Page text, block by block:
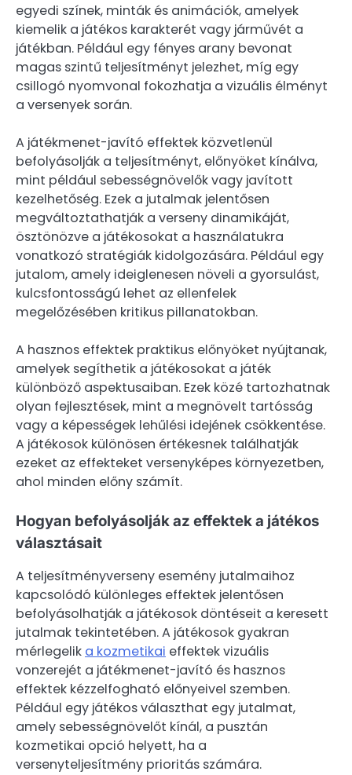
egyedi színek, minták és animációk, amelyek
kiemelik a játékos karakterét vagy járművét a
játékban. Például egy fényes arany bevonat
magas szintű teljesítményt jelezhet, míg egy
csillogó nyomvonal fokozhatja a vizuális élményt
a versenyek során.
A játékmenet-javító effektek közvetlenül
befolyásolják a teljesítményt, előnyöket kínálva,
mint például sebességnövelők vagy javított
kezelhetőség. Ezek a jutalmak jelentősen
megváltoztathatják a verseny dinamikáját,
ösztönözve a játékosokat a használatukra
vonatkozó stratégiák kidolgozására. Például egy
jutalom, amely ideiglenesen növeli a gyorsulást,
kulcsfontosságú lehet az ellenfelek
megelőzésében kritikus pillanatokban.
A hasznos effektek praktikus előnyöket nyújtanak,
amelyek segíthetik a játékosokat a játék
különböző aspektusaiban. Ezek közé tartozhatnak
olyan fejlesztések, mint a megnövelt tartósság
vagy a képességek lehűlési idejének csökkentése.
A játékosok különösen értékesnek találhatják
ezeket az effekteket versenyképes környezetben,
ahol minden előny számít.
Hogyan befolyásolják az effektek a játékos
választásait
A teljesítményverseny esemény jutalmaihoz
kapcsolódó különleges effektek jelentősen
befolyásolhatják a játékosok döntéseit a keresett
jutalmak tekintetében. A játékosok gyakran
mérlegelik a kozmetikai effektek vizuális
vonzerejét a játékmenet-javító és hasznos
effektek kézzelfogható előnyeivel szemben.
Például egy játékos választhat egy jutalmat,
amely sebességnövelőt kínál, a pusztán
kozmetikai opció helyett, ha a
versenyteljesítmény prioritás számára.